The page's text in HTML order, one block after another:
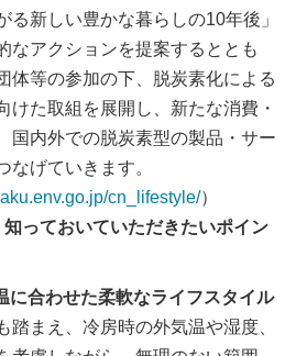
る新しい豊かな暮らしの10年後」
なアクションを提案するととも
体等の参加の下、脱炭素化による
けた取組を展開し、新たな消費・
国内外での脱炭素型の製品・サー
なげていきます。
cn_lifestyle/）
っておいていただきたいポイン
合わせた柔軟なライフスタイル
踏まえ、冷房時の外気温や湿度、